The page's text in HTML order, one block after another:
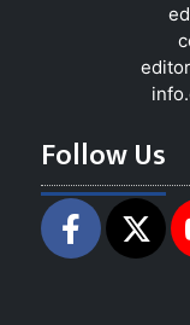
Follow Us